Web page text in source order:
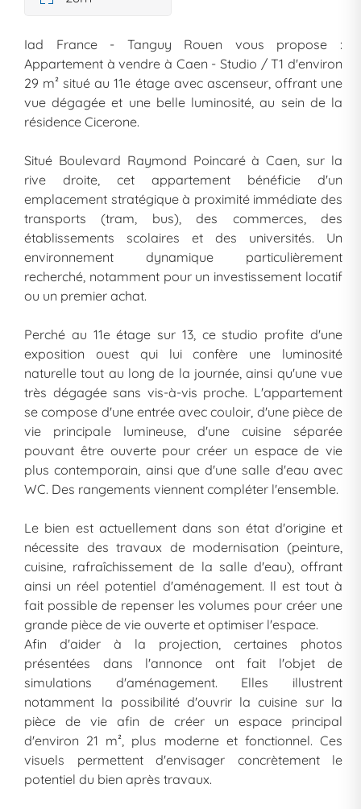
Iad France - Tanguy Rouen vous propose :
Appartement à vendre à Caen - Studio / T1 d'environ
29 m² situé au 11e étage avec ascenseur, offrant une
vue dégagée et une belle luminosité, au sein de la
résidence Cicerone.
Situé Boulevard Raymond Poincaré à Caen, sur la
rive droite, cet appartement bénéficie d'un
emplacement stratégique à proximité immédiate des
transports (tram, bus), des commerces, des
établissements scolaires et des universités. Un
environnement dynamique particulièrement
recherché, notamment pour un investissement locatif
ou un premier achat.
Perché au 11e étage sur 13, ce studio profite d'une
exposition ouest qui lui confère une luminosité
naturelle tout au long de la journée, ainsi qu'une vue
très dégagée sans vis-à-vis proche. L'appartement
se compose d'une entrée avec couloir, d'une pièce de
vie principale lumineuse, d'une cuisine séparée
pouvant être ouverte pour créer un espace de vie
plus contemporain, ainsi que d'une salle d'eau avec
WC. Des rangements viennent compléter l'ensemble.
Le bien est actuellement dans son état d'origine et
nécessite des travaux de modernisation (peinture,
cuisine, rafraîchissement de la salle d'eau), offrant
ainsi un réel potentiel d'aménagement. Il est tout à
fait possible de repenser les volumes pour créer une
grande pièce de vie ouverte et optimiser l'espace.
Afin d'aider à la projection, certaines photos
présentées dans l'annonce ont fait l'objet de
simulations d'aménagement. Elles illustrent
notamment la possibilité d'ouvrir la cuisine sur la
pièce de vie afin de créer un espace principal
d'environ 21 m², plus moderne et fonctionnel. Ces
visuels permettent d'envisager concrètement le
potentiel du bien après travaux.